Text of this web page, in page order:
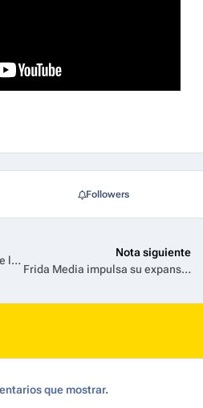
Followers
Disney+ presenta el tráiler de la séptima temporada de The Kardashians que estrena el próximo 23 de octubre
Nota siguiente
Frida Media impulsa su expansión en Latinoamérica con alianzas estratégicas y nueva identidad visual
que mostrar.